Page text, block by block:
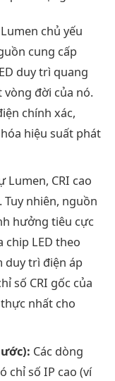
chủ yếu
cung cấp
duy trì quang
đời của nó.
chính xác,
hiệu suất phát
Lumen, CRI cao
Tuy nhiên, nguồn
hưởng tiêu cực
chip LED theo
duy trì điện áp
số CRI gốc của
nhất cho
Các dòng
chỉ số IP cao (ví